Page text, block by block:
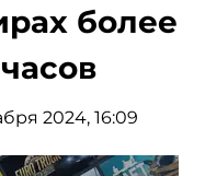
более
2024, 16:09